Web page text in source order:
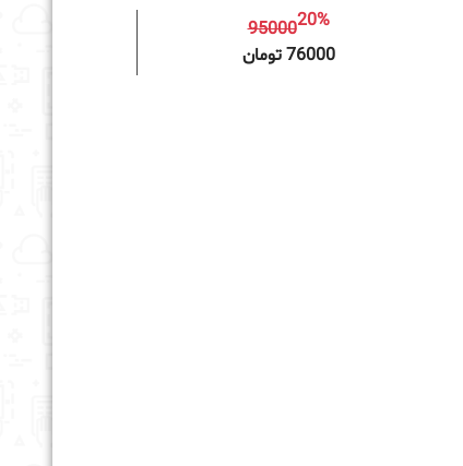
9500020%
76000 تومان